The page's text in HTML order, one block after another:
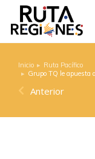
Estás aquí:
Inicio
Ruta Pacífico
Grupo TQ le apuesta
Anterior